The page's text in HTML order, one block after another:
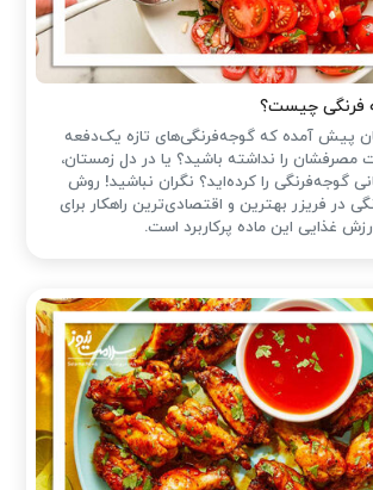
فرنگی چیست؟
پیش آمده که گوجه‌فرنگی‌های تازه یک‌دفعه
مصرفشان را نداشته باشید؟ یا در دل زمستان،
گوجه‌فرنگی را کرده‌اید؟ نگران نباشید! روش
در فریزر بهترین و اقتصادی‌ترین راهکار برای
غذایی این ماده پرکاربرد است.